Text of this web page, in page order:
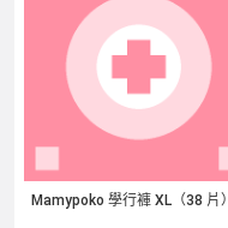
Mamypoko 學行褲 XL（38 片）